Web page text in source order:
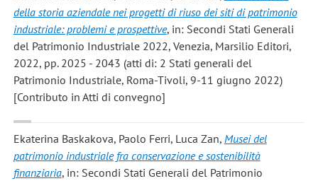
della storia aziendale nei progetti di riuso dei siti di patrimonio
industriale: problemi e prospettive, in: Secondi Stati Generali
del Patrimonio Industriale 2022, Venezia, Marsilio Editori,
2022, pp. 2025 - 2043 (atti di: 2 Stati generali del
Patrimonio Industriale, Roma-Tivoli, 9-11 giugno 2022)
[Contributo in Atti di convegno]
Ekaterina Baskakova, Paolo Ferri, Luca Zan, Musei del
patrimonio industriale fra conservazione e sostenibilità
finanziaria, in: Secondi Stati Generali del Patrimonio